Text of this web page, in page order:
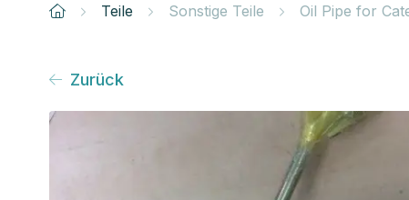
Teile Sonstige Teile Oil Pipe for
Zurück